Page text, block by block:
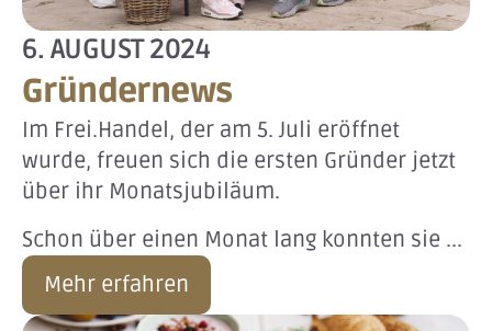
6. AUGUST 2024
Gründernews
Im Frei.Handel, der am 5. Juli eröffnet
wurde, freuen sich die ersten Gründer jetzt
über ihr Monatsjubiläum.
Schon über einen Monat lang konnten sie ...
Mehr erfahren